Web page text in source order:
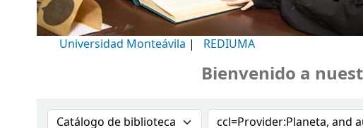
Universidad Monteávila | REDIUMA
Bienvenido a
Buscar en el catálogo por:Buscar en el catálogo